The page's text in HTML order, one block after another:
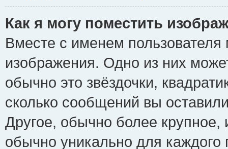
Как я могу поместить
Вместе с именем пользователя
изображения. Одно из них
обычно это звёздочки,
сколько сообщений вы
Другое, обычно более крупное,
обычно уникально для каждого